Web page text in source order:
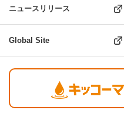
ニュースリリース
Global Site